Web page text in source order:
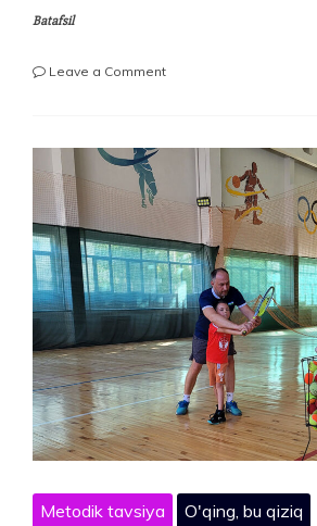
Batafsil
Leave a Commenton
ISHLASH
Metodik tavsiya O'qing, bu qiziq